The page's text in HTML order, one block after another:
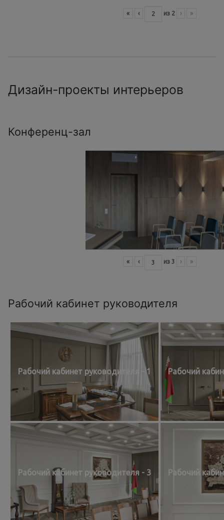
« ‹ из 2 › »
Дизайн-проекты интерьеров
Конференц-зал
« ‹ из 3 › »
Рабочий кабинет руководителя
Рабочий кабинет руководителя - 1 Рабочий
Рабочий кабинет руководителя - 3 Рабочий